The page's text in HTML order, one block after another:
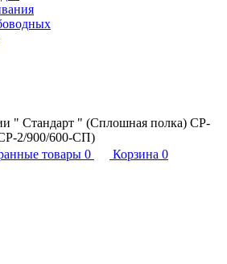
" Стандарт " (Сплошная полка) СР-
2/900/600-СП)
товары 0 Корзина 0